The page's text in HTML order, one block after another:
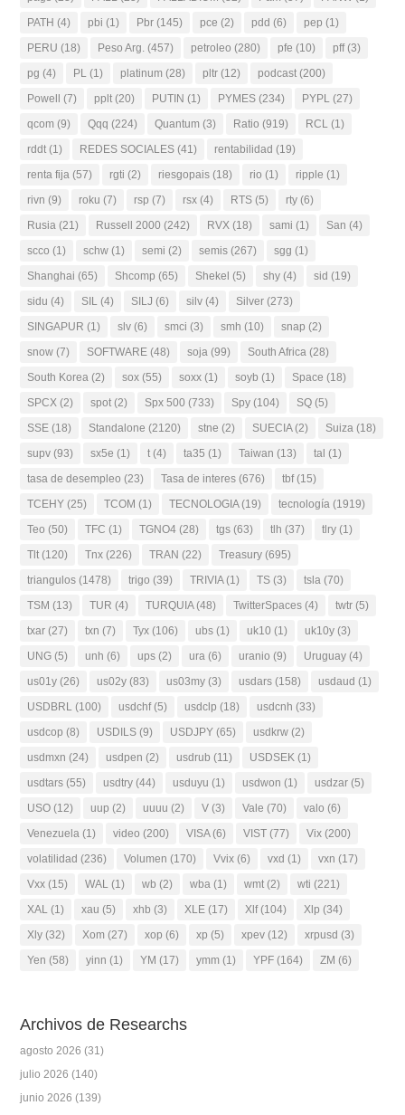
PATH (4) pbi (1) Pbr (145) pce (2) pdd (6) pep (1)
PERU (18) Peso Arg. (457) petroleo (280) pfe (10) pff(3)
pg (4) PL (1) platinum (28) pltr (12) podcast (200)
Powell (7) pplt (20) PUTIN (1) PYMES (234) PYPL (27)
qcom (9) Qqq (224) Quantum (3) Ratio (919) RCL (1)
rddt (1) REDES SOCIALES (41) rentabilidad (19)
renta fija (57) rgti (2) riesgopais (18) rio (1) ripple (1)
rivn (9) roku (7) rsp (7) rsx (4) RTS (5) rty (6)
Rusia (21) Russell 2000 (242) RVX (18) sami (1) San (4)
scco (1) schw (1) semi (2) semis (267) sgg (1)
Shanghai (65) Shcomp (65) Shekel (5) shy (4) sid (19)
sidu (4) SIL (4) SILJ (6) silv (4) Silver (273)
SINGAPUR (1) slv (6) smci (3) smh (10) snap (2)
snow (7) SOFTWARE (48) soja (99) South Africa (28)
South Korea (2) sox (55) soxx (1) soyb (1) Space (18)
SPCX (2) spot (2) Spx 500 (733) Spy (104) SQ (5)
SSE (18) Standalone (2120) stne (2) SUECIA(2) Suiza (18)
supv (93) sx5e (1) t (4) ta35 (1) Taiwan (13) tal (1)
tasa de desempleo (23) Tasa de interes (676) tbf(15)
TCEHY (25) TCOM (1) TECNOLOGIA(19) tecnología (1919)
Teo (50) TFC (1) TGNO4 (28) tgs (63) tlh (37) tlry (1)
Tlt (120) Tnx (226) TRAN (22) Treasury (695)
triangulos (1478) trigo (39) TRIVIA(1) TS (3) tsla (70)
TSM (13) TUR (4) TURQUIA(48) TwitterSpaces (4) twtr (5)
txar (27) txn (7) Tyx (106) ubs (1) uk10 (1) uk10y (3)
UNG (5) unh (6) ups (2) ura (6) uranio (9) Uruguay (4)
us01y (26) us02y (83) us03my (3) usdars (158) usdaud (1)
USDBRL (100) usdchf(5) usdclp (18) usdcnh (33)
usdcop (8) USDILS (9) USDJPY (65) usdkrw (2)
usdmxn (24) usdpen (2) usdrub (11) USDSEK (1)
usdtars (55) usdtry (44) usduyu (1) usdwon (1) usdzar (5)
USO (12) uup (2) uuuu (2) V (3) Vale (70) valo (6)
Venezuela (1) video (200) VISA(6) VIST (77) Vix (200)
volatilidad (236) Volumen (170) Vvix (6) vxd (1) vxn (17)
Vxx (15) WAL (1) wb (2) wba (1) wmt (2) wti (221)
XAL (1) xau (5) xhb (3) XLE (17) Xlf(104) Xlp (34)
Xly (32) Xom (27) xop (6) xp (5) xpev (12) xrpusd (3)
Yen (58) yinn (1) YM (17) ymm (1) YPF (164) ZM (6)
Archivos de Researchs
agosto 2026 (31)
julio 2026 (140)
junio 2026 (139)